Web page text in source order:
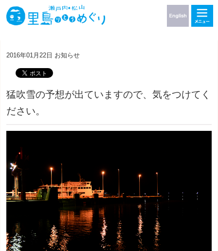
2016年01月22日 お知らせ
猛吹雪の予想が出ていますので、気をつけてく
ださい。